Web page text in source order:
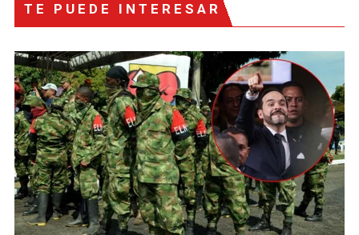
TE PUEDE INTERESAR